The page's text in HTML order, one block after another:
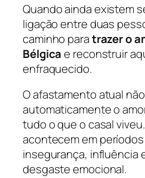
Quando ainda existem
ligação entre duas
caminho paratrazer o
Bélgicae reconstruir
enfraquecido.
O afastamento atual
automaticamente o
tudo o que o casal
acontecem em períodos
insegurança, influência
desgaste emocional.